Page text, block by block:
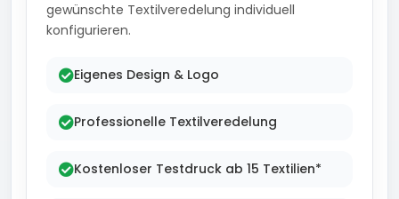
gewünschte Textilveredelung individuell
konfigurieren.
Eigenes Design & Logo
Professionelle Textilveredelung
Kostenloser Testdruck ab 15 Textilien*